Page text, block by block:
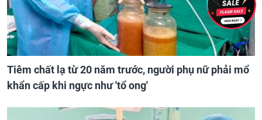
Tiêm chất lạ từ 20 năm trước, người phụ nữ phải mổ
khẩn cấp khi ngực như 'tổ ong'